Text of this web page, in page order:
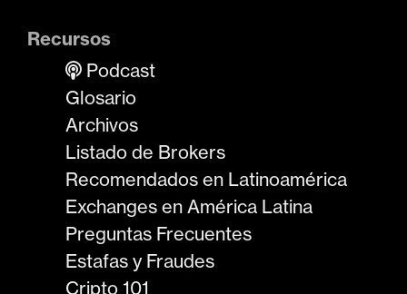
Recursos
Podcast
Glosario
Archivos
Listado de Brokers
Recomendados en Latinoamérica
Exchanges en América Latina
Preguntas Frecuentes
Estafas y Fraudes
Cripto 101